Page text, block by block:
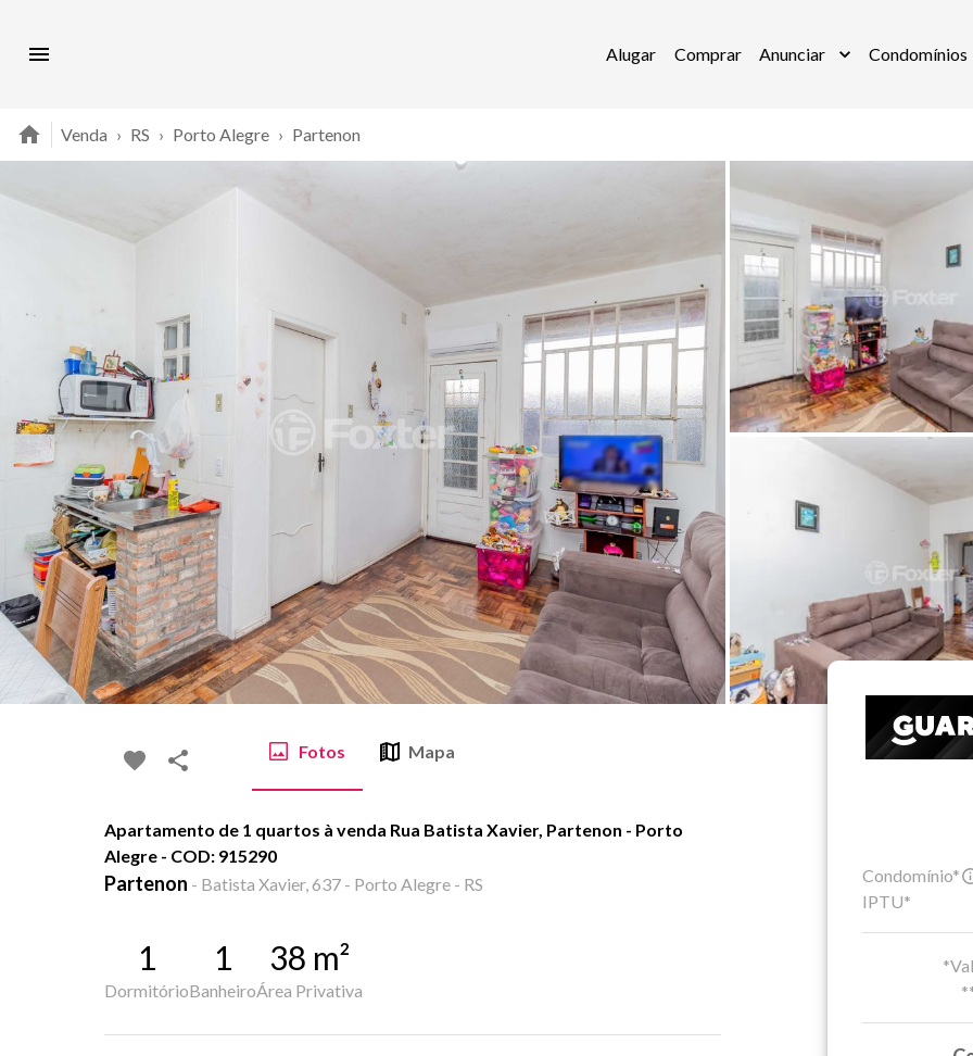
Alugar Comprar Anunciar Condomínios
Venda › RS › Porto Alegre › Partenon
Fotos Mapa
Apartamento de 1 quartos à venda Rua Batista Xavier, Partenon - Porto
Alegre - COD: 915290
Partenon - Batista Xavier, 637 - Porto Alegre - RS
1
Dormitório
1
Banheiro
38 m²
Área Privativa
Condomínio*
IPTU*